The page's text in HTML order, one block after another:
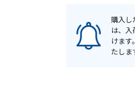
購入し
は、入
けます
たしま